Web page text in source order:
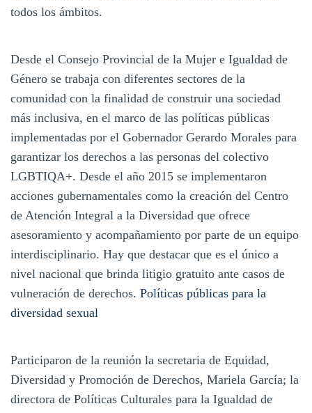
todos los ámbitos.
Desde el Consejo Provincial de la Mujer e Igualdad de
Género se trabaja con diferentes sectores de la
comunidad con la finalidad de construir una sociedad
más inclusiva, en el marco de las políticas públicas
implementadas por el Gobernador Gerardo Morales para
garantizar los derechos a las personas del colectivo
LGBTIQA+. Desde el año 2015 se implementaron
acciones gubernamentales como la creación del Centro
de Atención Integral a la Diversidad que ofrece
asesoramiento y acompañamiento por parte de un equipo
interdisciplinario. Hay que destacar que es el único a
nivel nacional que brinda litigio gratuito ante casos de
vulneración de derechos. Políticas públicas para la
diversidad sexual
Participaron de la reunión la secretaria de Equidad,
Diversidad y Promoción de Derechos, Mariela García; la
directora de Políticas Culturales para la Igualdad de